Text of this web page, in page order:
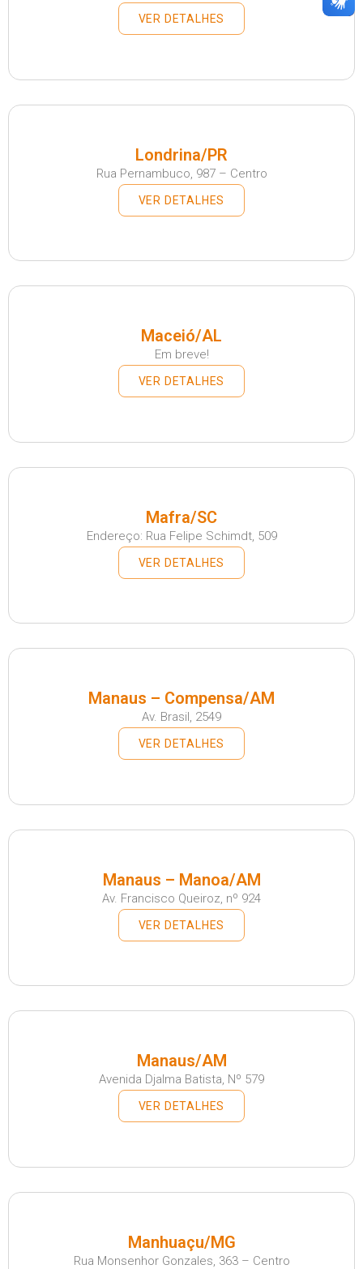
VER DETALHES
Londrina/PR
Rua Pernambuco, 987 – Centro
VER DETALHES
Maceió/AL
Em breve!
VER DETALHES
Mafra/SC
Endereço: Rua Felipe Schimdt, 509
VER DETALHES
Manaus – Compensa/AM
Av. Brasil, 2549
VER DETALHES
Manaus – Manoa/AM
Av. Francisco Queiroz, nº 924
VER DETALHES
Manaus/AM
Avenida Djalma Batista, Nº 579
VER DETALHES
Manhuaçu/MG
Rua Monsenhor Gonzales, 363 – Centro